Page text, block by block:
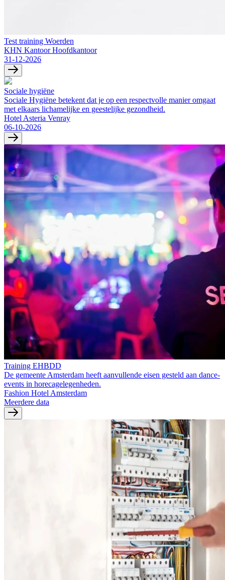
Test training Woerden
KHN Kantoor Hoofdkantoor
31-12-2026
Sociale hygiëne
Sociale Hygiëne betekent dat je op een respectvolle manier omgaat
met elkaars lichamelijke en geestelijke gezondheid.
Hotel Asteria Venray
06-10-2026
Training EHBDD
De gemeente Amsterdam heeft aanvullende eisen gesteld aan dance-
events in horecagelegenheden.
Fashion Hotel Amsterdam
Meerdere data